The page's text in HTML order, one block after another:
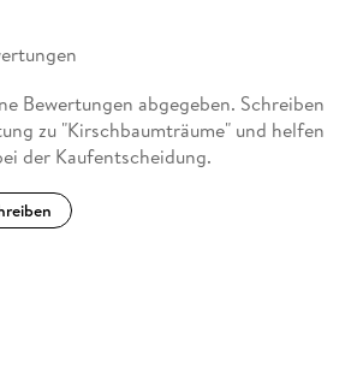
Bewertungen abgegeben. Schreiben
zu "Kirschbaumträume" und helfen
der Kaufentscheidung.